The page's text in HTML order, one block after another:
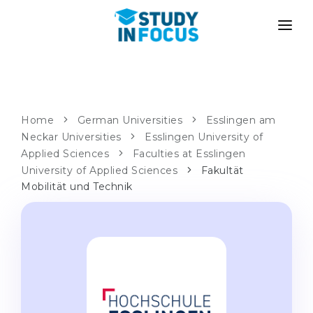
Bachelor's & Master's
University Preparatory Courses
Propaedeutic Program
Language Schools
Online Language Lessons
PATHWAYS
After School Admission
Transfer from University
Master’s in Germany
For Parents
WE APPLY TO...
METHODOLOGY
Home German Universities
Esslingen am
Neckar Universities
Esslingen University of
Applied Sciences
Faculties at Esslingen
University of Applied Sciences
Fakultät
Mobilität und Technik